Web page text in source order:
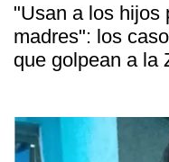
"Usan a los hijos
madres": los
que golpean a la